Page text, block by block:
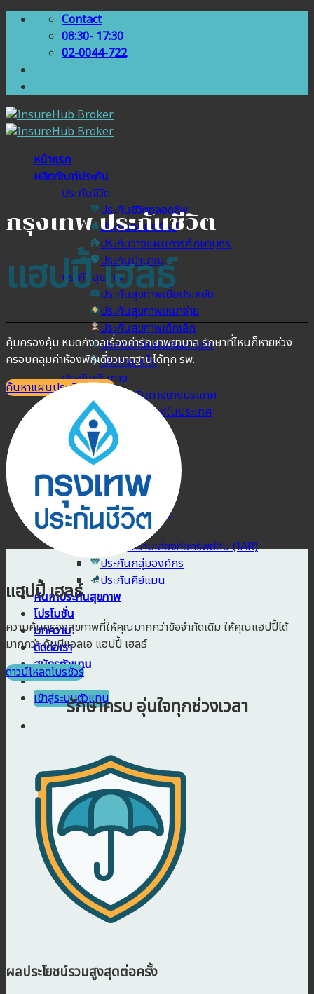
Skip
Contact
08:30- 17:30
02-0044-722
หน้าแรก
ผลิตภัณฑ์ประกัน
ประกันชีวิต
ประกันชีวิตตลอดชีพ
ประกันออมทรัพย์
ประกันวางแผนการศึกษาบุตร
ประกันบำนาญ
ประกันสุขภาพ
ประกันสุขภาพเบี้ยประหยัด
ประกันสุขภาพเหมาจ่าย
ประกันสุขภาพเด็กเล็ก
ประกันวางแผนคลอดบุตร
ประกันมะเร็ง
ประกันเดินทาง
ประกันเดินทางต่างประเทศ
ประกันเดินทางในประเทศ
ประกันภัย
ประกันรถยนต์
พ.ร.บ. รถยนต์
ประกันอัคคีภัย
ประกันอุบัติเหตุ
ประกันสัตว์เลี้ยง
ลูกค้าองค์กร
ประกันความเสี่ยงภัยทรัพย์สิน (IAR)
ประกันกลุ่มองค์กร
ประกันคีย์แมน
ค้นหาประกันสุขภาพ
โปรโมชั่น
บทความ
ติดต่อเรา
สมัครตัวแทน
เข้าสู่ระบบตัวแทน
กรุงเทพ ประกันชีวิต
แฮปปี้ เฮลธ์
คุ้มครองคุ้ม หมดกังวลเรื่องค่ารักษาพยาบาล รักษาที่ไหนก็หายห่วง
ครอบคลุมค่าห้องพักเดี่ยวมาตฐานได้ทุก รพ.
ค้นหาแผนประกันสุขภาพ
แฮปปี้ เฮลธ์
ความคุ้มครองสุขภาพที่ให้คุณมากกว่าข้อจำกัดเดิม ให้คุณแฮปปี้ได้
มากกว่า กับบีแอลเอ แฮปปี้ เฮลธ์
ดาวน์โหลดโบรชัวร์
รักษาครบ อุ่นใจทุกช่วงเวลา
ผลประโยชน์รวมสูงสุดต่อครั้ง